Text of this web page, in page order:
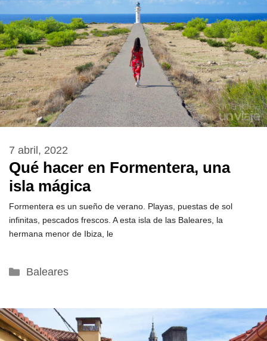
Qué hacer en Formentera, una
isla mágica
7 abril, 2022
Formentera es un sueño de verano. Playas, puestas de sol
infinitas, pescados frescos. A esta isla de las Baleares, la
hermana menor de Ibiza, le
Categorías
Baleares